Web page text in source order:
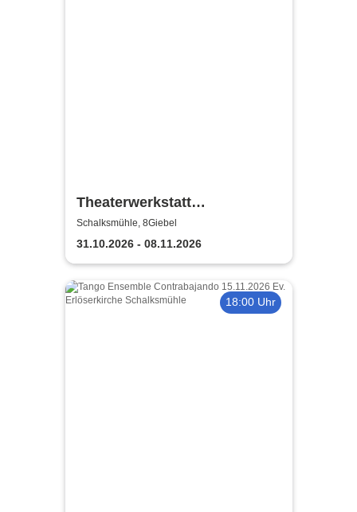
Theaterwerkstatt
Schalksmühle - Gretchen 89ff
Schalksmühle, 8Giebel
31.10.2026 - 08.11.2026
18:00 Uhr